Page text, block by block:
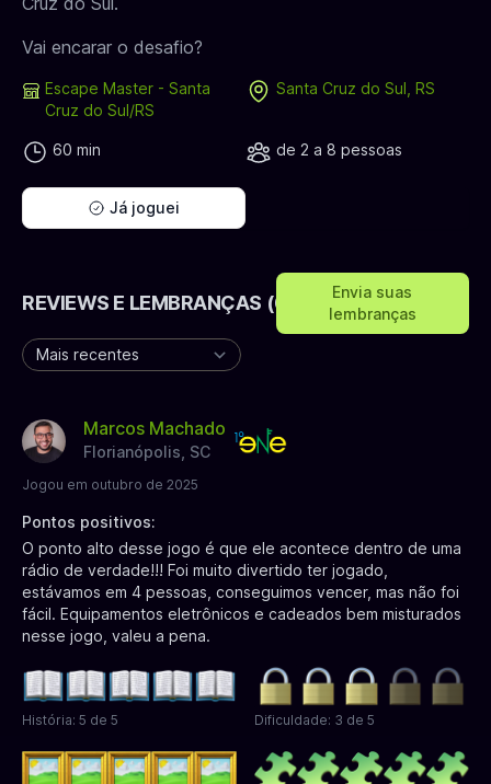
Vai encarar o desafio?
Escape Master - Santa
Cruz do Sul/RS
Santa Cruz do Sul, RS
60 min de 2 a 8 pessoas
Já joguei
REVIEWS E LEMBRANÇAS (6)
Envia suas
lembranças
Marcos Machado
Florianópolis, SC
Jogou em outubro de 2025
Pontos positivos:
O ponto alto desse jogo é que ele acontece dentro de uma
rádio de verdade!!! Foi muito divertido ter jogado,
estávamos em 4 pessoas, conseguimos vencer, mas não foi
fácil. Equipamentos eletrônicos e cadeados bem misturados
nesse jogo, valeu a pena.
História: 5 de 5 Dificuldade: 3 de 5